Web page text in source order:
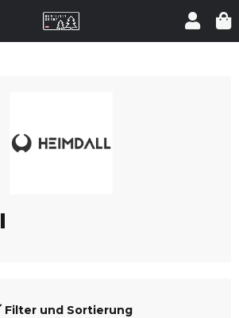
Filter und Sortierung